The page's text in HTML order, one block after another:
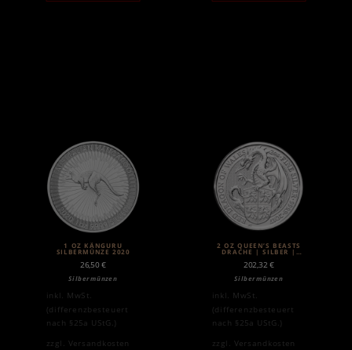
1 OZ KÄNGURU
SILBERMÜNZE 2020
26,50€
Silbermünzen
inkl. MwSt.
(differenzbesteuert
nach §25a UStG.)
zzgl. Versandkosten
2 OZ QUEEN’S BEASTS
DRACHE | SILBER |
2017
202,32€
Silbermünzen
inkl. MwSt.
(differenzbesteuert
nach §25a UStG.)
zzgl. Versandkosten